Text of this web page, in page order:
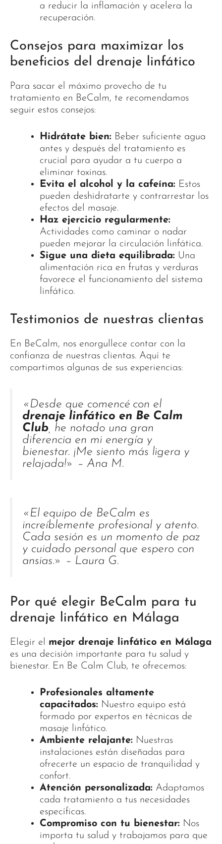
a reducir la inflamación y acelera la
recuperación.
Consejos para maximizar los
beneficios del drenaje linfático
Para sacar el máximo provecho de tu
tratamiento en BeCalm, te recomendamos
seguir estos consejos:
Hidrátate bien: Beber suficiente agua
antes y después del tratamiento es
crucial para ayudar a tu cuerpo a
eliminar toxinas.
Evita el alcohol y la cafeína: Estos
pueden deshidratarte y contrarrestar los
efectos del masaje.
Haz ejercicio regularmente:
Actividades como caminar o nadar
pueden mejorar la circulación linfática.
Sigue una dieta equilibrada: Una
alimentación rica en frutas y verduras
favorece el funcionamiento del sistema
linfático.
Testimonios de nuestras clientas
En BeCalm, nos enorgullece contar con la
confianza de nuestras clientas. Aquí te
compartimos algunas de sus experiencias:
«Desde que comencé con el
drenaje linfático en Be Calm
Club , he notado una gran
diferencia en mi energía y
bienestar. ¡Me siento más ligera y
relajada!» – Ana M.
«El equipo de BeCalm es
increíblemente profesional y atento.
Cada sesión es un momento de paz
y cuidado personal que espero con
ansias.» – Laura G.
Por qué elegir BeCalm para tu
drenaje linfático en Málaga
Elegir el mejor drenaje linfático en Málaga
es una decisión importante para tu salud y
bienestar. En Be Calm Club, te ofrecemos:
Profesionales altamente
capacitados: Nuestro equipo está
formado por expertos en técnicas de
masaje linfático.
Ambiente relajante: Nuestras
instalaciones están diseñadas para
ofrecerte un espacio de tranquilidad y
confort.
Atención personalizada: Adaptamos
cada tratamiento a tus necesidades
específicas.
Compromiso con tu bienestar: Nos
importa tu salud y trabajamos para que